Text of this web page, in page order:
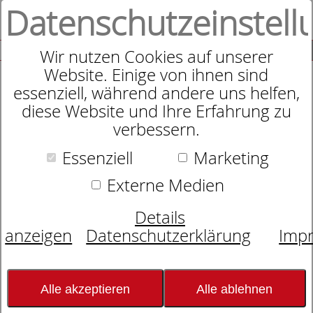
Wir nutzen Cookies auf unserer
Website. Einige von ihnen sind
essenziell, während andere uns helfen,
diese Website und Ihre Erfahrung zu
verbessern.
Essenziell
Marketing
Externe Medien
Details
anzeigen
Datenschutzerklärung
Alle akzeptieren Alle ablehnen
SUCHE